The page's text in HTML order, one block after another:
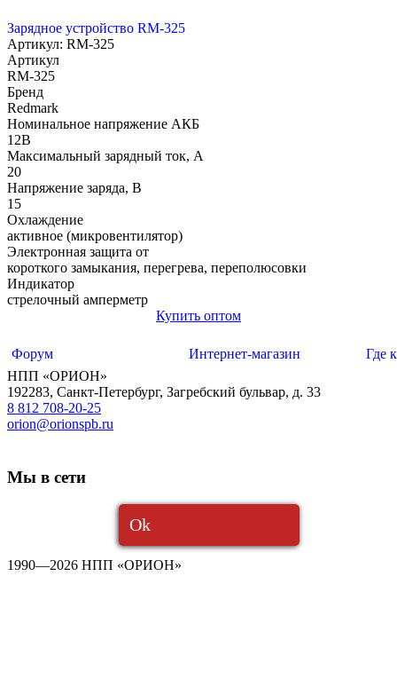
Зарядное устройство RM-325
Артикул: RM-325
Артикул
RM-325
Бренд
Redmark
Номинальное напряжение АКБ
12В
Максимальный зарядный ток, А
20
Напряжение заряда, В
15
Охлаждение
активное (микровентилятор)
Электронная защита от
короткого замыкания, перегрева, переполюсовки
Индикатор
стрелочный амперметр
Купить оптом
Форум Интернет-магазин
Где
НПП «ОРИОН»
192283, Санкт-Петербург, Загребский бульвар, д. 33
8 812 708-20-25
orion@orionspb.ru
Мы в сети
1990—2026 НПП «ОРИОН»
Ok